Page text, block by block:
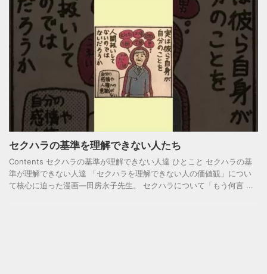
セクハラの基準を理解できない人たち
Contents セクハラの基準が理解できない人達 ひとこと セクハラの基
準が理解できない人達 「セクハラを理解できない人の価値観」につい
て核心に迫った漫画―田房永子先生。 セクハラについて「もう何言 ...